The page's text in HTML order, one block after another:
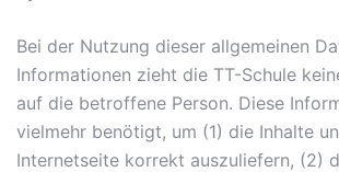
Bei der Nutzung dieser allgemeinen
Informationen zieht die TT-Schule
auf die betroffene Person. Diese
vielmehr benötigt, um (1) die Inhalte
Internetseite korrekt auszuliefern, (2)